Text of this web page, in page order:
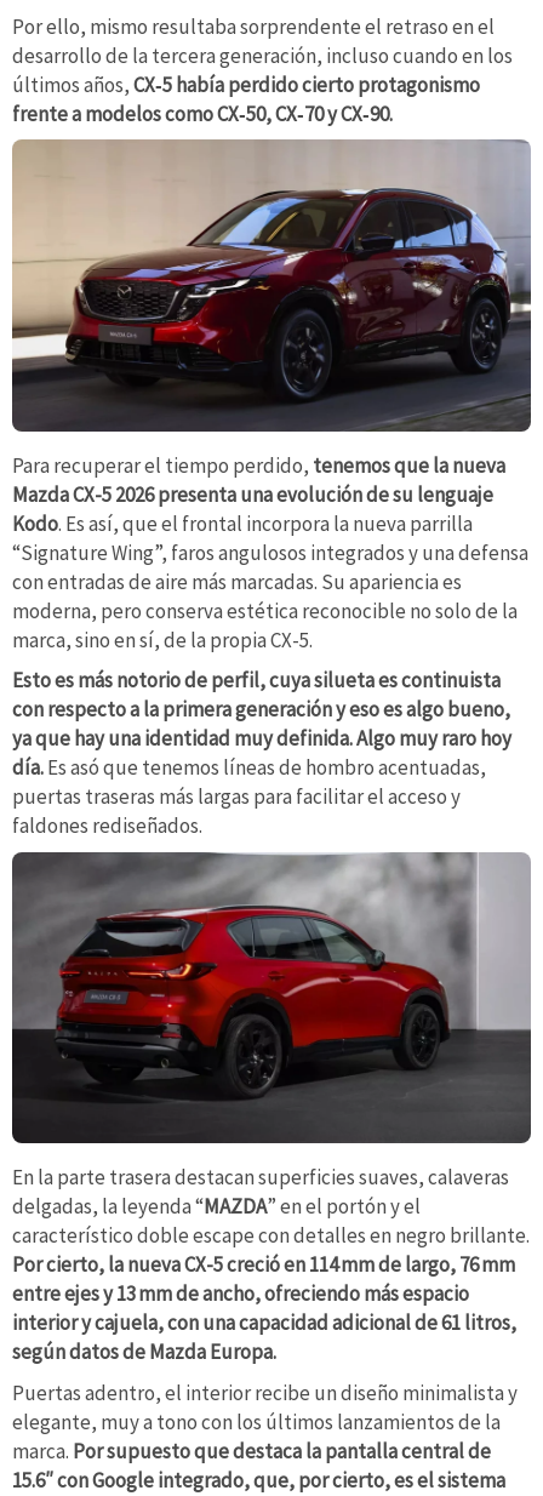
Por ello, mismo resultaba sorprendente el retraso en el
desarrollo de la tercera generación, incluso cuando en los
últimos años,CX‑5 había perdido cierto protagonismo
frente a modelos como CX‑50, CX‑70 y CX‑90.
Para recuperar el tiempo perdido, tenemos que la nueva
Mazda CX-5 2026 presenta una evolución de su lenguaje
Kodo. Es así, que el frontal incorpora la nueva parrilla
“Signature Wing”, faros angulosos integrados y una defensa
con entradas de aire más marcadas. Su apariencia es
moderna, pero conserva estética reconocible no solo de la
marca, sino en sí, de la propia CX-5.
Esto es más notorio de perfil, cuya silueta es continuista
con respecto a la primera generación y eso es algo bueno,
ya que hay una identidad muy definida. Algo muy raro hoy
día.Es asó que tenemos líneas de hombro acentuadas,
puertas traseras más largas para facilitar el acceso y
faldones rediseñados.
En la parte trasera destacan superficies suaves, calaveras
delgadas, la leyenda “MAZDA” en el portón y el
característico doble escape con detalles en negro brillante.
Por cierto, la nueva CX-5 creció en 114 mm de largo, 76 mm
entre ejes y 13 mm de ancho, ofreciendo más espacio
interior y cajuela, con una capacidad adicional de 61 litros,
según datos de Mazda Europa.
Puertas adentro, el interior recibe un diseño minimalista y
elegante, muy a tono con los últimos lanzamientos de la
marca. Por supuesto que destaca la pantalla central de
15.6″ con Google integrado, que, por cierto, es el sistema